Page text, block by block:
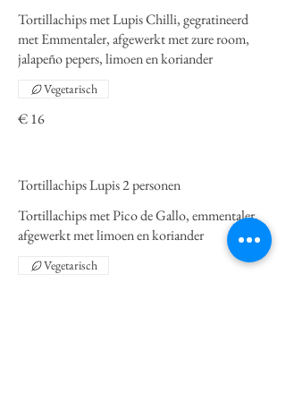
Tortillachips met Lupis Chilli, gegratineerd
met Emmentaler, afgewerkt met zure room,
jalapeño pepers, limoen en koriander
€ 16
Vegetarisch
Tortillachips Lupis 2 personen
Tortillachips met Pico de Gallo, emmentaler,
afgewerkt met limoen en koriander
Vegetarisch